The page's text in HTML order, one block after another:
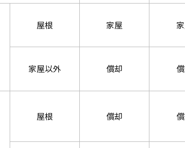
屋根 家屋
家屋以外 償却
屋根 償却